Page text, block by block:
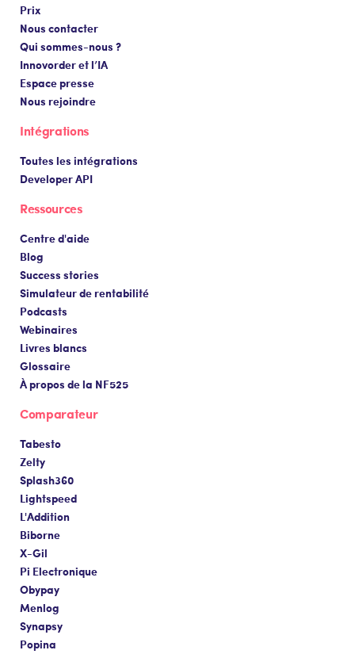
Prix
Nous contacter
Qui sommes-nous ?
Innovorder et l’IA
Espace presse
Nous rejoindre
Intégrations
Toutes les intégrations
Developer API
Ressources
Centre d'aide
Blog
Success stories
Simulateur de rentabilité
Podcasts
Webinaires
Livres blancs
Glossaire
À propos de la NF525
Comparateur
Tabesto
Zelty
Splash360
Lightspeed
L'Addition
Biborne
X-Gil
Pi Electronique
Obypay
Menlog
Synapsy
Popina